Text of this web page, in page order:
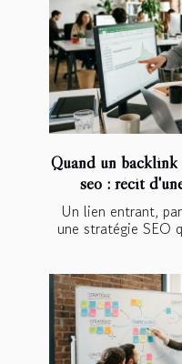
Quand un backlink
seo : récit
Un lien entrant,
une stratégie SEO